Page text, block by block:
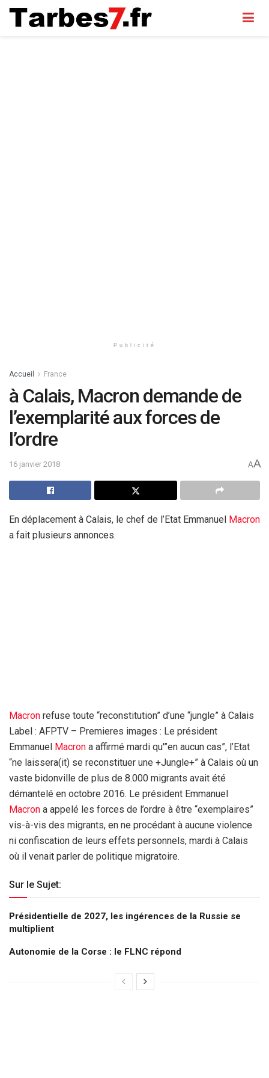
Publicité
Accueil France
à Calais, Macron demande de
l’exemplarité aux forces de
l’ordre
16 janvier 2018 AA
En déplacement à Calais, le chef de l’Etat Emmanuel Macron
a fait plusieurs annonces.
Macron refuse toute “reconstitution” d’une “jungle” à Calais
Label : AFPTV – Premieres images : Le président
Emmanuel Macron a affirmé mardi qu'”en aucun cas”, l’Etat
“ne laissera(it) se reconstituer une +Jungle+” à Calais où un
vaste bidonville de plus de 8.000 migrants avait été
démantelé en octobre 2016. Le président Emmanuel
Macron a appelé les forces de l’ordre à être “exemplaires”
vis-à-vis des migrants, en ne procédant à aucune violence
ni confiscation de leurs effets personnels, mardi à Calais
où il venait parler de politique migratoire.
Sur le Sujet:
Présidentielle de 2027, les ingérences de la Russie se
multiplient
Autonomie de la Corse : le FLNC répond